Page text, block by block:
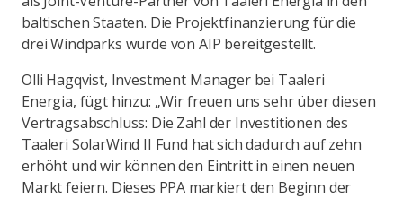
baltischen Staaten. Die Projektfinanzierung für die
drei Windparks wurde von AIP bereitgestellt.
Olli Hagqvist, Investment Manager bei Taaleri
Energia, fügt hinzu: „Wir freuen uns sehr über diesen
Vertragsabschluss: Die Zahl der Investitionen des
Taaleri SolarWind II Fund hat sich dadurch auf zehn
erhöht und wir können den Eintritt in einen neuen
Markt feiern. Dieses PPA markiert den Beginn der